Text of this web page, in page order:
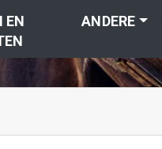
EN
ANDERE